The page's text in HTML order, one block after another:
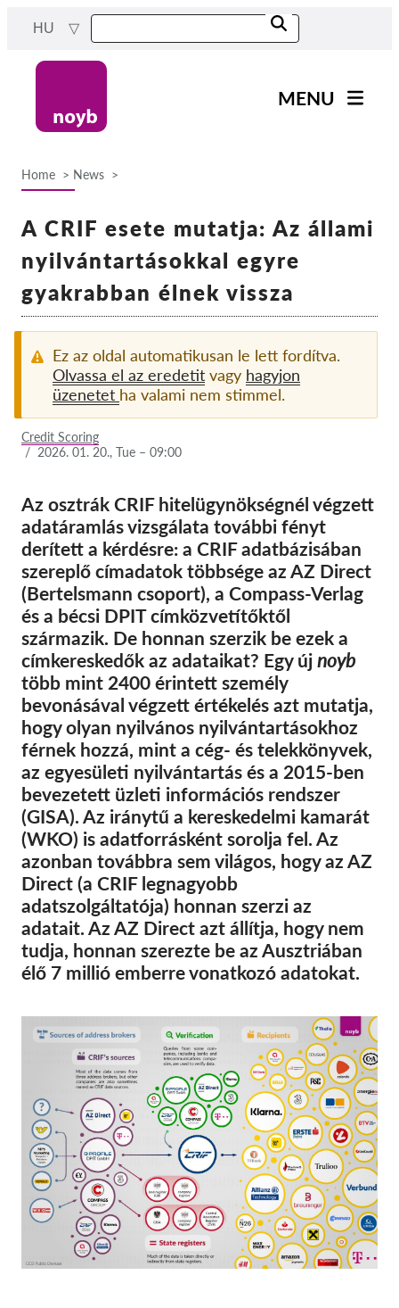
content
HU
MENU
Projektek
Exercise your rights!
Támogass bennnünket!
Szponzoráció
Tax deductability
Tagi Belépés
Rólunk
Csapat
Éves Jelentések
GYK
Munkalehetőségek
Collective Redress
SecureDrop
Média
Kapcsolat
GDPRhub
Home News
A CRIF esete mutatja: Az állami
nyilvántartásokkal egyre
gyakrabban élnek vissza
Ez az oldal automatikusan le lett fordítva.
Olvassa el az eredetit vagy hagyjon
üzenetet ha valami nem stimmel.
Credit Scoring
/ 2026. 01. 20., Tue – 09:00
Az osztrák CRIF hitelügynökségnél végzett
adatáramlás vizsgálata további fényt
derített a kérdésre: a CRIF adatbázisában
szereplő címadatok többsége az AZ Direct
(Bertelsmann csoport), a Compass-Verlag
és a bécsi DPIT címközvetítőktől
származik. De honnan szerzik be ezek a
címkereskedők az adataikat? Egy új noyb
több mint 2400 érintett személy
bevonásával végzett értékelés azt mutatja,
hogy olyan nyilvános nyilvántartásokhoz
férnek hozzá, mint a cég- és telekkönyvek,
az egyesületi nyilvántartás és a 2015-ben
bevezetett üzleti információs rendszer
(GISA). Az iránytű a kereskedelmi kamarát
(WKO) is adatforrásként sorolja fel. Az
azonban továbbra sem világos, hogy az AZ
Direct (a CRIF legnagyobb
adatszolgáltatója) honnan szerzi az
adatait. Az AZ Direct azt állítja, hogy nem
tudja, honnan szerezte be az Ausztriában
élő 7 millió emberre vonatkozó adatokat.